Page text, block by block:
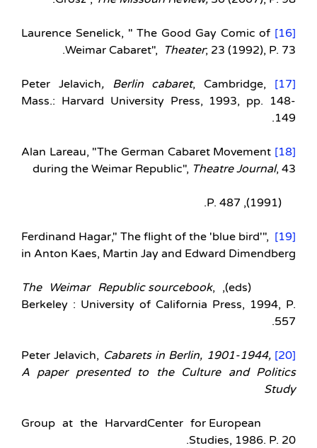
[16]
Laurence Senelick, " The Good Gay Comic of
Weimar Cabaret", Theater; 23 (1992), P. 73.
[17]
, Berlin cabaret, Cambridge,
Mass.: Harvard University Press, 1993, pp. 148-
149.
[18]
Alan Lareau, "The German Cabaret Movement
during the Weimar Republic", Theatre Journal, 43
(1991), P. 487.
[19]
Ferdinand Hagar," The flight of the 'blue bird'",
in Anton Kaes, Martin Jay and Edward Dimendberg
(eds),
The Weimar Republic sourcebook,
Berkeley : University of California Press, 1994, P.
557.
[20]
Peter Jelavich,
Cabarets in Berlin, 1901-1944,
A paper presented to the Culture and Politics
Study
Group at the HarvardCenter for European
Studies, 1986. P. 20.